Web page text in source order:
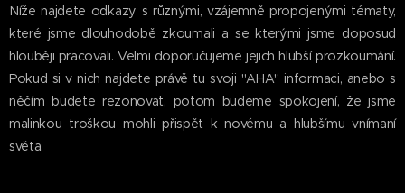
Níže najdete odkazy s různými, vzájemně propojenými tématy,
které jsme dlouhodobě zkoumali a se kterými jsme doposud
hlouběji pracovali. Velmi doporučujeme jejich hlubší prozkoumání.
Pokud si v nich najdete právě tu svoji "AHA" informaci, anebo s
něčím budete rezonovat, potom budeme spokojení, že jsme
malinkou troškou mohli přispět k novému a hlubšímu vnímaní
světa.